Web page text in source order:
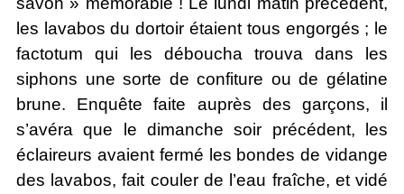
les lavabos du dortoir étaient tous engorgés ; le
factotum qui les déboucha trouva dans les
siphons une sorte de confiture ou de gélatine
brune. Enquête faite auprès des garçons, il
s’avéra que le dimanche soir précédent, les
éclaireurs avaient fermé les bondes de vidange
des lavabos, fait couler de l’eau fraîche, et vidé